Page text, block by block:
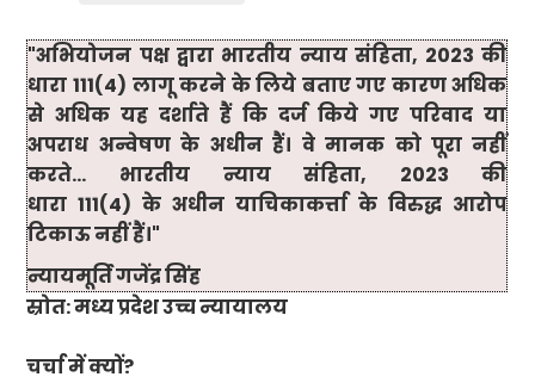
"अभियोजन पक्ष द्वारा भारतीय न्याय संहिता, 2023की
धारा 111(4) लागू करने के लिये बताए गए कारण अधिक
से अधिक यह दर्शाते हैं कि दर्ज किये गए परिवाद या
अपराध अन्वेषण के अधीन हैं। वे मानक को पूरा नहीं
करते... भारतीय न्याय संहिता, 2023की
धारा111(4)के अधीन याचिकाकर्त्ता के विरुद्ध आरोप
टिकाऊ नहीं हैं।"
न्यायमूर्ति गजेंद्र सिंह
स्रोत: मध्य प्रदेश उच्च न्यायालय
चर्चा में क्यों?